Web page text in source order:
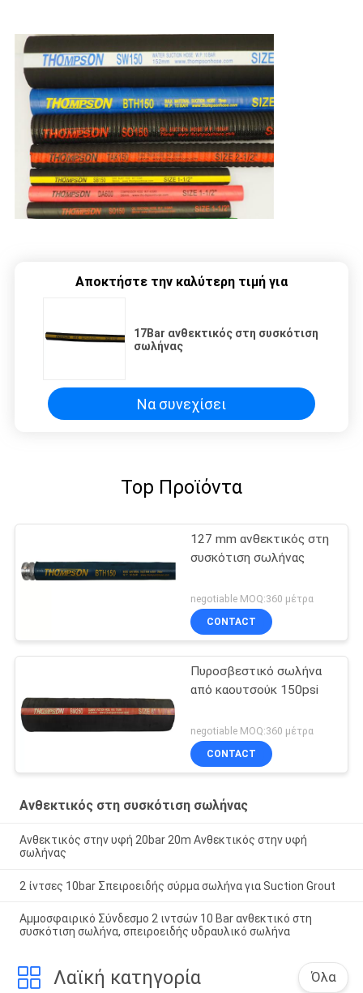
Αποκτήστε την καλύτερη τιμή για
17Bar ανθεκτικός στη συσκότιση
σωλήνας
Να συνεχίσει
Top Προϊόντα
127 mm ανθεκτικός στη
συσκότιση σωλήνας
negotiable MOQ:360 μέτρα
CONTACT
Πυροσβεστικό σωλήνα
από καουτσούκ 150psi
negotiable MOQ:360 μέτρα
CONTACT
Ανθεκτικός στη συσκότιση σωλήνας
Ανθεκτικός στην υφή 20bar 20m Ανθεκτικός στην υφή
σωλήνας
2 ίντσες 10bar Σπειροειδής σύρμα σωλήνα για Suction Grout
Αμμοσφαιρικό Σύνδεσμο 2 ιντσών 10 Bar ανθεκτικό στη
συσκότιση σωλήνα, σπειροειδής υδραυλικό σωλήνα
Λαϊκή κατηγορία Όλα